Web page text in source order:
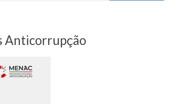
Anticorrupção